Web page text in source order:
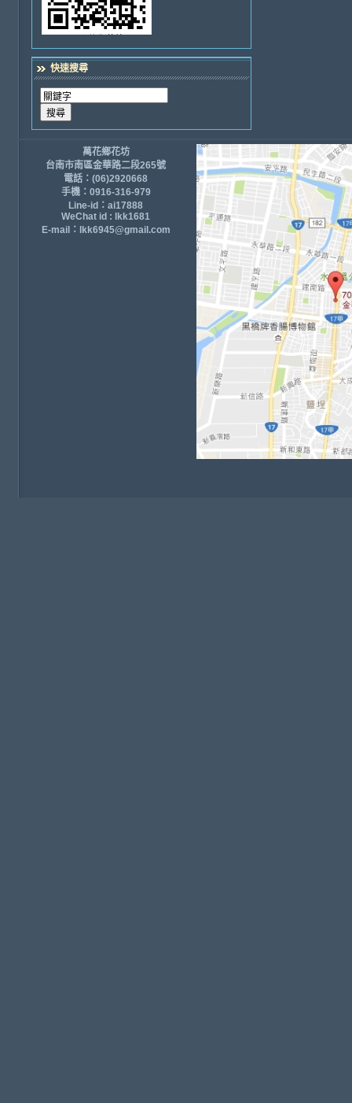
快速搜尋
萬花鄉花坊
台南市南區金華路二段265號
電話：(06)2920668
手機：0916-316-979
Line-id：ai17888
WeChat id : lkk1681
E-mail：lkk6945@gmail.com